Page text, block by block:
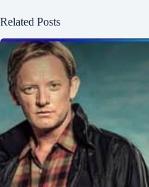
Related Posts